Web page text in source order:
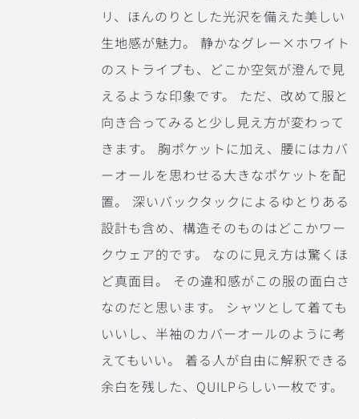
リ、ほんのりとした光沢を備えた美しい
生地感が魅力。 静かなグレー×ホワイト
のストライプも、どこか空気が澄んで見
えるような印象です。 ただ、改めて服と
向き合ってみると少し見え方が変わって
きます。 胸ポケットに加え、腰にはカバ
ーオールを思わせる大きなポケットを配
置。 深いバックタックによるゆとりある
設計も含め、構造そのものはどこかワー
クウェア的です。 なのに見え方は驚くほ
ど真面目。 その違和感がこの服の面白さ
なのだと思います。
シャツとして着ても
いいし、半袖のカバーオールのように考
えてもいい。 着る人が自由に解釈できる
余白を残した、QUILPらしい一枚です。